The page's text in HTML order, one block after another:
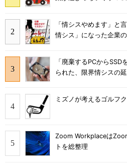
「情シスやめます」
情シス」になった企業
「廃棄するPCから
られた、限界情シスの
ミズノが考えるゴルフ
Zoom Workplaceは
トを総整理